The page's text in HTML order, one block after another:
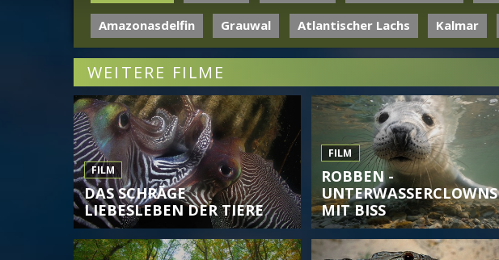
Amazonasdelfin Grauwal Atlantischer Lachs Kalmar
WEITERE FILME
FILM
DAS SCHRÄGE
LIEBESLEBEN DER TIERE
FILM
ROBBEN -
UNTERWASSERCLOWNS
MIT BISS